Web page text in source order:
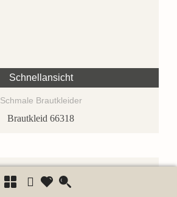
Schnellansicht
Schmale Brautkleider
Brautkleid 66318